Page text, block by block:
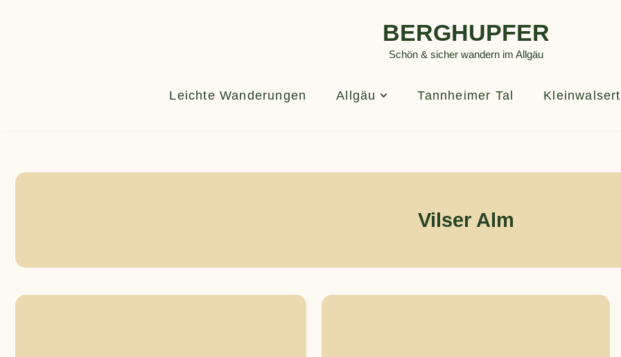
BERGHUPFER
Schön & sicher wandern im Allgäu
Leichte Wanderungen Allgäu Tannheimer Tal
Vilser Alm